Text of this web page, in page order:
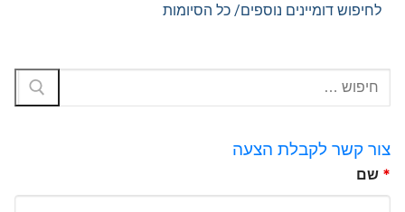
לחיפוש דומיינים נוספים/ כל הסיומות
צור קשר לקבלת הצעה